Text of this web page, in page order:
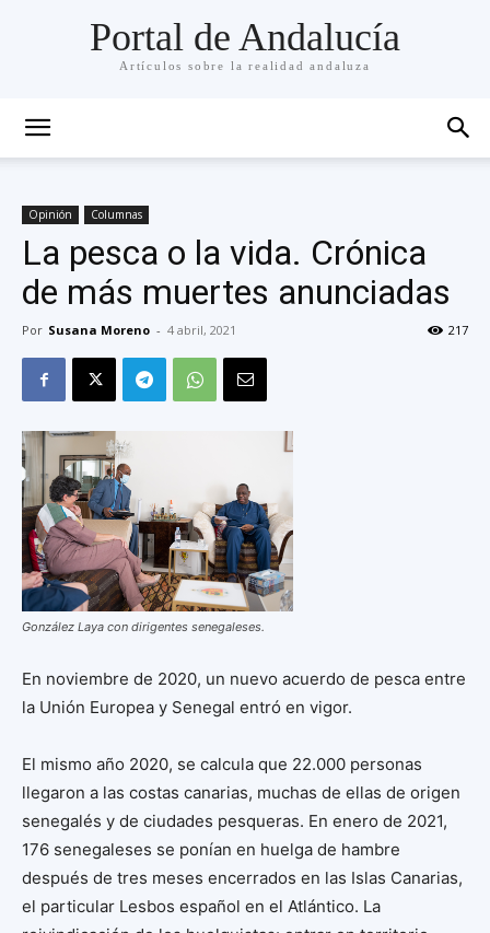
Portal de Andalucía
Artículos sobre la realidad andaluza
Opinión Columnas
La pesca o la vida. Crónica
de más muertes anunciadas
Por Susana Moreno - 4 abril, 2021 217
González Laya con dirigentes senegaleses.
En noviembre de 2020, un nuevo acuerdo de pesca entre
la Unión Europea y Senegal entró en vigor.
El mismo año 2020, se calcula que 22.000 personas
llegaron a las costas canarias, muchas de ellas de origen
senegalés y de ciudades pesqueras. En enero de 2021,
176 senegaleses se ponían en huelga de hambre
después de tres meses encerrados en las Islas Canarias,
el particular Lesbos español en el Atlántico. La